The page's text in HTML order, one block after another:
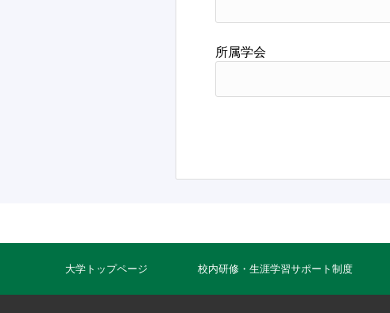
所属学会
大学トップページ 校内研修・生涯学習サポート制度